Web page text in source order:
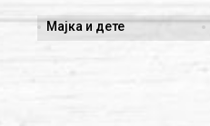
Мајка и дете